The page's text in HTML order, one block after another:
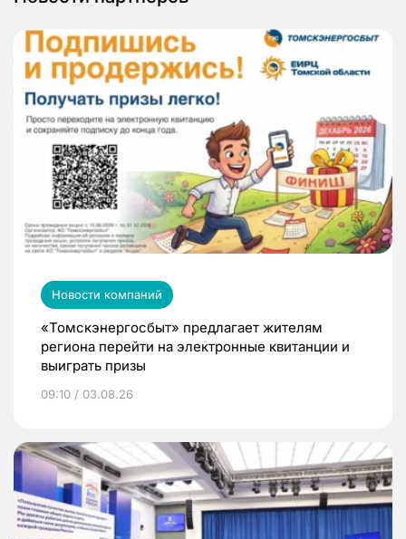
Новости компаний
«Томскэнергосбыт» предлагает жителям
региона перейти на электронные квитанции и
выиграть призы
09:10 / 03.08.26